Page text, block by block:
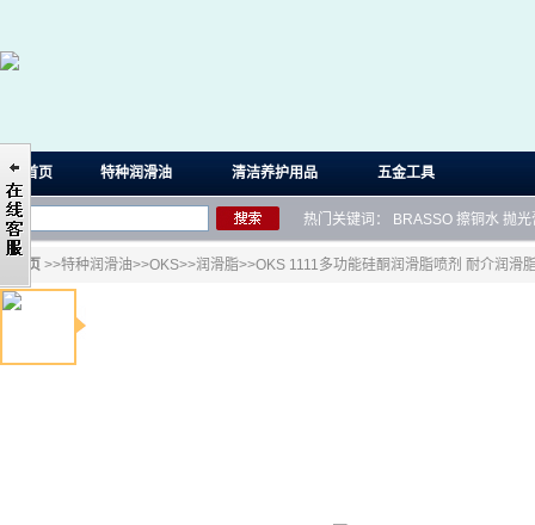
首页 特种润滑油 清洁养护用品 五金工具
热门关键词： BRASSO 擦铜水 抛光
首页 >>特种润滑油>>OKS>>润滑脂>>OKS 1111多功能硅酮润滑脂喷剂 耐介润滑